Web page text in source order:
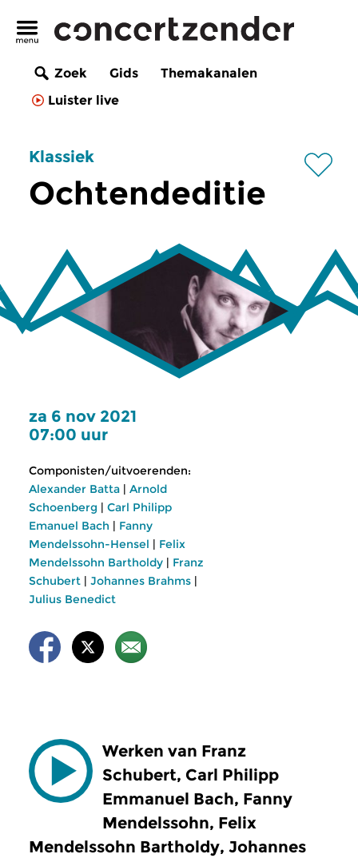
Zoek Gids
Themakanalen
Luister live
Klassiek
Ochtendeditie
za 6 nov 2021
07:00 uur
Componisten/uitvoerenden:
Alexander Batta | Arnold
Schoenberg | Carl Philipp
Emanuel Bach | Fanny
Mendelssohn-Hensel | Felix
Mendelssohn Bartholdy | Franz
Schubert | Johannes Brahms |
Julius Benedict
Werken van Franz
Schubert, Carl Philipp
Emmanuel Bach, Fanny
Mendelssohn, Felix
Mendelssohn Bartholdy, Johannes